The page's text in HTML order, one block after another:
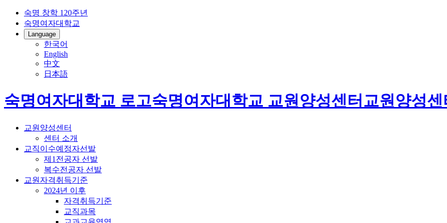
숙명 창학 120주년
숙명여자대학교
Language
한국어
English
中文
日本語
숙명여자대학교 로고숙명여자대학교 교원양성센터교원양성센
교원양성센터
센터 소개
교직이수예정자선발
제1전공자 선발
복수전공자 선발
교원자격취득기준
2024년 이후
자격취득기준
교직과목